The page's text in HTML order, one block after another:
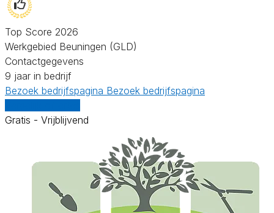
Top Score 2026
Werkgebied Beuningen (GLD)
Contactgegevens
9 jaar in bedrijf
Bezoek bedrijfspagina Bezoek bedrijfspagina
Gratis - Vrijblijvend